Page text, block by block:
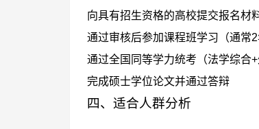
向具有招生资格的高校提交报名材
通过审核后参加课程班学习（通常2
通过全国同等学力统考（法学综合+
完成硕士学位论文并通过答辩
四、适合人群分析